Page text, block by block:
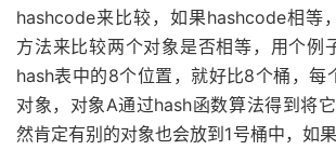
hashcode来比较，如果hashcode相等
方法来比较两个对象是否相等，用个例
hash表中的8个位置，就好比8个桶，每
对象，对象A通过hash函数算法得到将
然肯定有别的对象也会放到1号桶中，如